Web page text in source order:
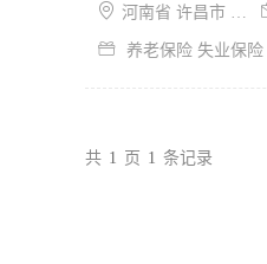
 河南省 许昌市 魏都区
 养老保险 失业保
共 1 页 1 条记录